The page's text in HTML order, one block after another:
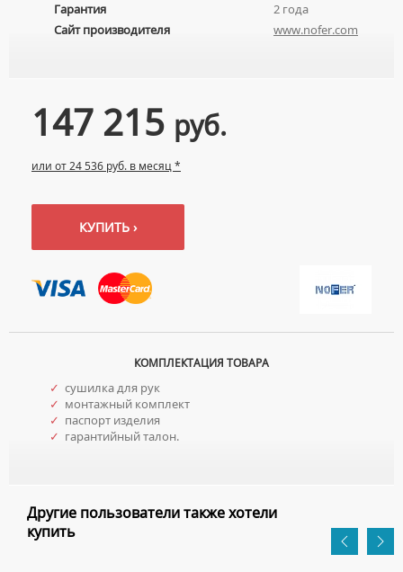
Гарантия
2 года
Сайт производителя
www.nofer.com
147 215 руб.
или от 24 536 руб. в месяц *
КУПИТЬ ›
КОМПЛЕКТАЦИЯ ТОВАРА
✓ сушилка для рук
✓ монтажный комплект
✓ паспорт изделия
✓ гарантийный талон.
Другие пользователи также хотели
купить